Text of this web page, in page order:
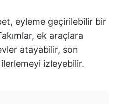
eyleme geçirilebilir bir
ek araçlara
atayabilir, son
izleyebilir.